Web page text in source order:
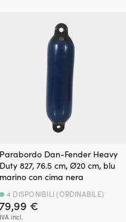
Parabordo Dan-Fender Heavy
Duty 827, 76.5 cm, Ø20 cm, blu
marino con cima nera
79,99 €
IVA incl.
4 DISPONIBILI (ORDINABILE)